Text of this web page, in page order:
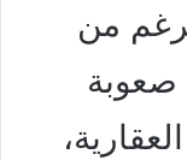
من
صعوبة